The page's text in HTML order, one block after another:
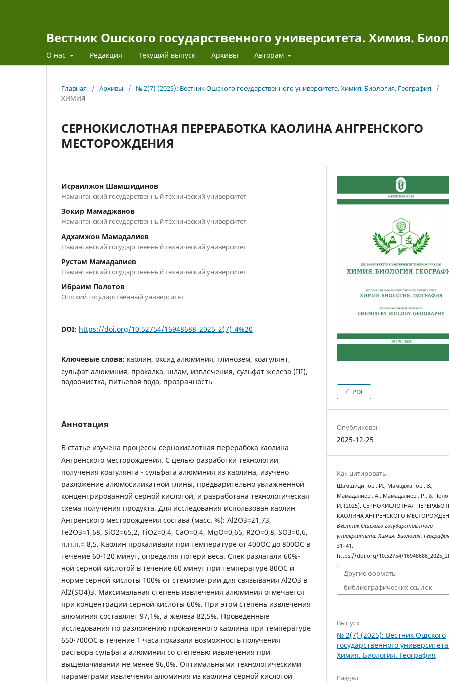
Вестник Ошского государственного университета. Химия.
О нас Редакция Текущий выпуск Архивы Авторам
Главная / Архивы / № 2(7) (2025): Вестник Ошского государственного университета. Химия. Биология. География
/
ХИМИЯ
СЕРНОКИСЛОТНАЯ ПЕРЕРАБОТКА КАОЛИНА АНГРЕНСКОГО
МЕСТОРОЖДЕНИЯ
Исраилжон Шамшидинов
Наманганский государственный технический университет
Зокир Мамаджанов
Наманганский государственный технический университет
Адхамжон Мамадалиев
Наманганский государственный технический университет
Рустам Мамадалиев
Наманганский государственный технический университет
Ибраим Полотов
Ошский государственный университет
DOI: https://doi.org/10.52754/16948688_2025_2(7)_4%20
Ключевые слова: каолин, оксид алюминия, глинозем, коагулянт,
сульфат алюминия, прокалка, шлам, извлечения, сульфат железа (III),
водоочистка, питьевая вода, прозрачность
Аннотация
В статье изучена процессы сернокислотная перерабока каолина
Ангренского месторождения. С целью разработки технологии
получения коагулянта - сульфата алюминия из каолина, изучено
разложение алюмосиликатной глины, предварительно увлажненной
концентрированной серной кислотой, и разработана технологическая
схема получения продукта. Для исследования использован каолин
Ангренского месторождения состава (масс. %): Al2O3=21,73,
Fe2O3=1,68, SiO2=65,2, TiO2=0,4, СаО=0,4, MgO=0,65, R2O=0,8, SO3=0,6,
п.п.п.= 8,5. Каолин прокаливали при температуре от 400ОС до 800ОС в
течение 60-120 минут, определяя потери веса. Спек разлагали 60%-
ной серной кислотой в течение 60 минут при температуре 80ОС и
норме серной кислоты 100% от стехиометрии для связывания Al2O3 в
Al2(SO4)3. Максимальная степень извлечения алюминия отмечается
при концентрации серной кислоты 60%. При этом степень извлечения
алюминия составляет 97,1%, а железа 82,5%. Проведенные
исследования по разложению прокаленного каолина при температуре
650-700ОС в течение 1 часа показали возможность получения
раствора сульфата алюминия со степенью извлечения при
выщелачивании не менее 96,0%. Оптимальными технологическими
параметрами извлечения алюминия из каолина серной кислотой
PDF
Опубликован
2025-12-25
Как цитировать
Шамшидинов , И., Мамаджанов , З.,
Мамадалиев , А., Мамадалиев , Р., &
И. (2025). СЕРНОКИСЛОТНАЯ
КАОЛИНА АНГРЕНСКОГО
Вестник Ошского государственного
университета. Химия. Биология.
31–41.
https://doi.org/10.52754/
Другие форматы
библиографических ссылок
Выпуск
№ 2(7) (2025): Вестник Ошского
государственного
Химия. Биология. География
Раздел